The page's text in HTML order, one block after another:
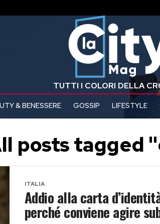
TUTTI I COLORI DELLA
& BENESSERE GOSSIP LIFESTYLE
posts tagged
ITALIA
Addio alla carta
perché conviene agire